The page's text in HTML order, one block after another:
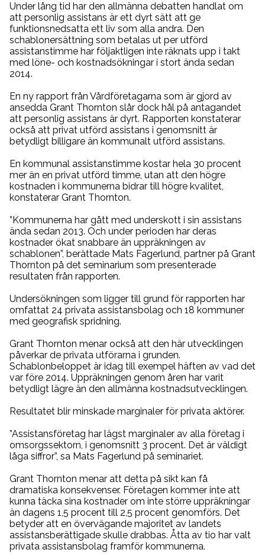
Under lång tid har den allmänna debatten handlat om
att personlig assistans är ett dyrt sätt att ge
funktionsnedsatta ett liv som alla andra. Den
schablonersättning som betalas ut per utförd
assistanstimme har följaktligen inte räknats upp i takt
med löne- och kostnadsökningar i stort ända sedan
2014.
En ny rapport från Vårdföretagarna som är gjord av
ansedda Grant Thornton slår dock hål på antagandet
att personlig assistans är dyrt. Rapporten konstaterar
också att privat utförd assistans i genomsnitt är
betydligt billigare än kommunalt utförd assistans.
En kommunal assistanstimme kostar hela 30 procent
mer än en privat utförd timme, utan att den högre
kostnaden i kommunerna bidrar till högre kvalitet,
konstaterar Grant Thornton.
”Kommunerna har gått med underskott i sin assistans
ända sedan 2013. Och under perioden har deras
kostnader ökat snabbare än uppräkningen av
schablonen”, berättade Mats Fagerlund, partner på Grant
Thornton på det seminarium som presenterade
resultaten från rapporten.
Undersökningen som ligger till grund för rapporten har
omfattat 24 privata assistansbolag och 18 kommuner
med geografisk spridning.
Grant Thornton menar också att den här utvecklingen
påverkar de privata utförarna i grunden.
Schablonbeloppet är idag till exempel häften av vad det
var före 2014. Uppräkningen genom åren har varit
betydligt lägre än den allmänna kostnadsutvecklingen.
Resultatet blir minskade marginaler för privata aktörer.
”Assistansföretag har lägst marginaler av alla företag i
omsorgssektorn, i genomsnitt 3 procent. Det är väldigt
låga siffror”, sa Mats Fagerlund på seminariet.
Grant Thornton menar att detta på sikt kan få
dramatiska konsekvenser. Företagen kommer inte att
kunna täcka sina kostnader om inte större uppräkningar
än dagens 1,5 procent till 2,5 procent genomförs. Det
betyder att en övervägande majoritet av landets
assistansberättigade skulle drabbas. Åtta av tio har valt
privata assistansbolag framför kommunerna.